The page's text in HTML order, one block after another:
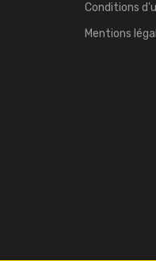
Conditions
Mentions